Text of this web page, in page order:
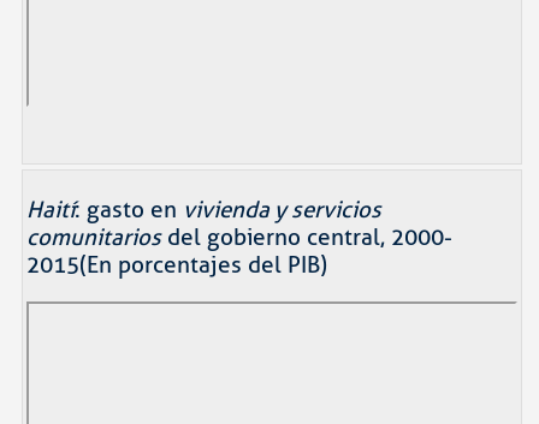
Haití: gasto en vivienda y servicios
comunitariosdel gobierno central, 2000-
2015(En porcentajes del PIB)